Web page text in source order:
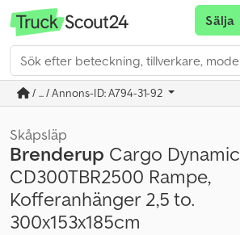
Sälja
/ ... / Annons-ID: A794-31-92
Skåpsläp
Brenderup Cargo Dynamic
CD300TBR2500 Rampe,
Kofferanhänger 2,5 to.
300x153x185cm